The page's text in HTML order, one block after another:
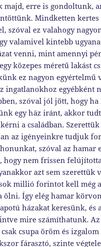
majd, erre is gondoltunk,
Mindketten kertes
szóval ez valahogy
valamivel kintebb
venni, mint amennyi
közepes méretű lakást
ez nagyon egyértelmű
ingatlanokhoz egyébként
szóval jól jött, hogy
egy ház iránt, akkor
kérni a családban.
az igényeinkre tudjuk
szóval az hamar
hogy nem frissen
azt sem szerettük
millió forintot kell még
ölni. Így elég hamar
házakat keresünk,
mire számíthatunk.
csupa öröm és izgalom
fárasztó, szinte